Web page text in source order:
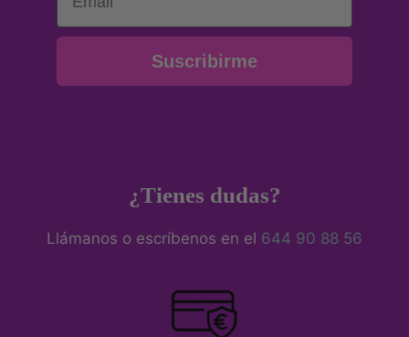
Suscribirme
¿Tienes dudas?
Llámanos o escríbenos en el 644 90 88 56